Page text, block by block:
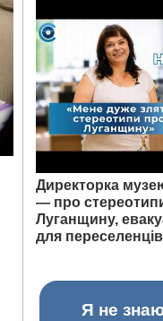
Директорка
— про
Луганщину,
для переселенців
Я не